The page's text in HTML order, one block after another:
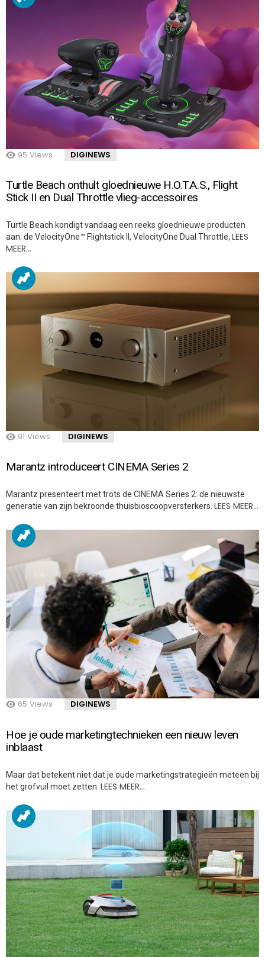
95 Views DIGINEWS
Turtle Beach onthult gloednieuwe H.O.T.A.S., Flight
Stick II en Dual Throttle vlieg-accessoires
Turtle Beach kondigt vandaag een reeks gloednieuwe producten
aan: de VelocityOne™ Flightstick II, VelocityOne Dual Throttle, LEES
MEER…
91 Views DIGINEWS
Marantz introduceert CINEMA Series 2
Marantz presenteert met trots de CINEMA Series 2: de nieuwste
generatie van zijn bekroonde thuisbioscoopversterkers. LEES MEER…
65 Views DIGINEWS
Hoe je oude marketingtechnieken een nieuw leven
inblaast
Maar dat betekent niet dat je oude marketingstrategieën meteen bij
het grofvuil moet zetten. LEES MEER…